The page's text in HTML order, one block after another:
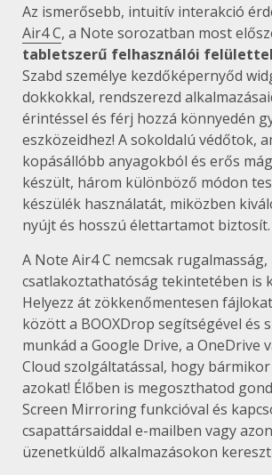
Az ismerősebb, intuitív interakció
Air4 C, a Note sorozatban most
tabletszerű felhasználói felülettel
Szabd személye kezdőképernyőd
dokkokkal, rendszerezd
érintéssel és férj hozzá könnyedén
eszközeidhez! A sokoldalú védőtok,
kopásállóbb anyagokból és erős
készült, három különböző módon
készülék használatát, miközben
nyújt és hosszú élettartamot biztosít.
A Note Air4 C nemcsak rugalmasság,
csatlakoztathatóság tekintetében is
Helyezz át zökkenőmentesen
között a BOOXDrop segítségével és
munkád a Google Drive, a OneDrive
Cloud szolgáltatással, hogy
azokat! Élőben is megoszthatod
Screen Mirroring funkcióval és
csapattársaiddal e-mailben vagy
üzenetküldő alkalmazásokon